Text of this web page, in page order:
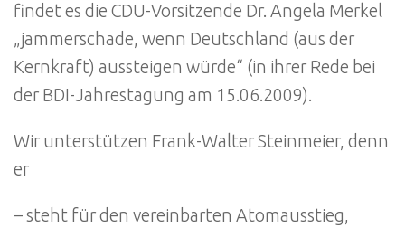
findet es die CDU-Vorsitzende Dr. Angela Merkel
„jammerschade, wenn Deutschland (aus der
Kernkraft) aussteigen würde“ (in ihrer Rede bei
der BDI-Jahrestagung am 15.06.2009).
Wir unterstützen Frank-Walter Steinmeier, denn
er
– steht für den vereinbarten Atomausstieg,